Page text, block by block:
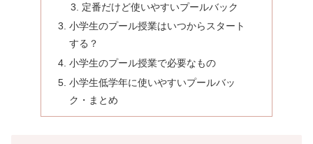
定番だけど使いやすいプールバック
小学生のプール授業はいつからスタート
する？
小学生のプール授業で必要なもの
小学生低学年に使いやすいプールバッ
ク・まとめ